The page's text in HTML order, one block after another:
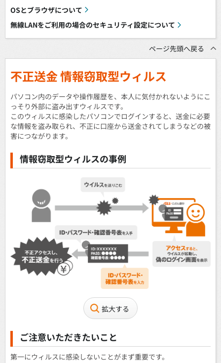
OSとブラウザについて
無線LANをご利用の場合のセキュリティ設定について
ページ先頭へ戻る
不正送金 情報窃取型ウィルス
パソコン内のデータや操作履歴を、本人に気付かれないようにこ
っそり外部に盗み出すウィルスです。
このウィルスに感染したパソコンでログインすると、送金に必要
な情報を盗み取られ、不正に口座から送金されてしまうなどの被
害につながります。
情報窃取型ウィルスの事例
拡大する
ご注意いただきたいこと
第一にウィルスに感染しないことがまず重要です。